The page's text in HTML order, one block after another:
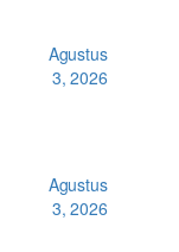
Agustus
3, 2026
Agustus
3, 2026